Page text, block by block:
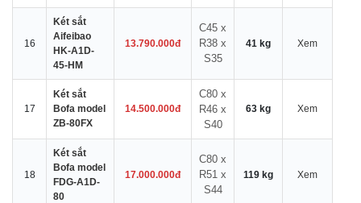
16
Két sắt
Aifeibao
HK-A1D-
45-HM
13.790.000đ
C45 x
R38 x
S35
41 kg Xem
17
Két sắt
Bofa model
ZB-80FX
14.500.000đ
C80 x
R46 x
S40
63 kg Xem
18
Két sắt
Bofa model
FDG-A1D-
80
17.000.000đ
C80 x
R51 x
S44
119 kg Xem